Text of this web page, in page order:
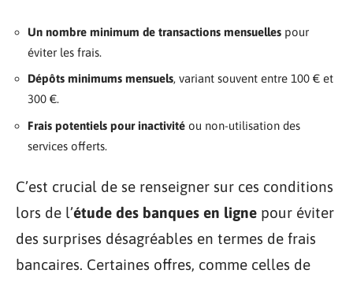
Un nombre minimum de transactions mensuelles pour
éviter les frais.
Dépôts minimums mensuels, variant souvent entre 100 € et
300 €.
Frais potentiels pour inactivité ou non-utilisation des
services offerts.
C’est crucial de se renseigner sur ces conditions
lors de l’étude des banques en ligne pour éviter
des surprises désagréables en termes de frais
bancaires. Certaines offres, comme celles de